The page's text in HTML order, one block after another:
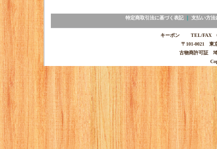
特定商取引法に基づく表記｜ 支払い方法
キーポン TEL/FAX
〒101-0021 東
古物商許可証